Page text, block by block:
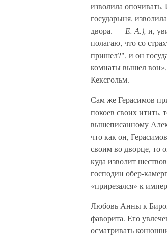
изволила
государыня,
двора. — Е. А.), и,
полагаю, что со
пришел?", и он
комнаты вышел
Кексгольм.
Сам же Герасимов
покоев своих итить,
вышеписанному
что как он,
своим во дворце, то
куда изволит
господин обер-
«прирезался» к
Любовь Анны к
фаворита. Его
осматривать